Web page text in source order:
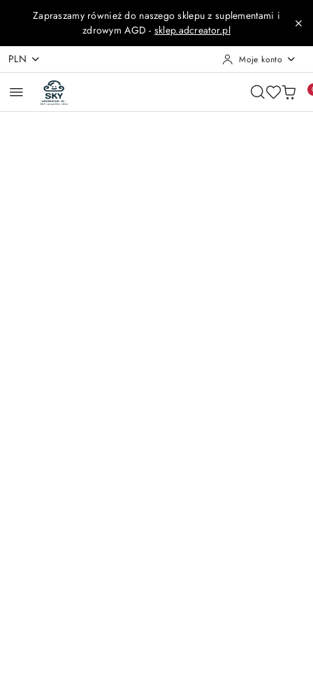
Przejdź do treści głównej
Przejdź do wyszukiwarki
Przejdź do moje konto
Przejdź do menu głównego
Przejdź do opisu produktu
Przejdź do stopki
Zapraszamy również do naszego sklepu z suplementami i
zdrowym AGD - sklep.adcreator.pl
PLN Moje konto